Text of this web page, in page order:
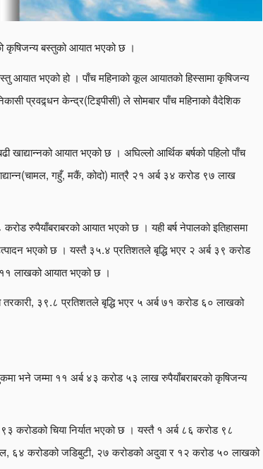
कृषिजन्य बस्तुको आयात भएको छ ।
आयात भएको हो । पाँच महिनाको कूल आयातको हिस्सामा कृषिजन्य
प्रवद्र्धन केन्द्र(टिइपीसी) ले सोमबार पाँच महिनाको वैदेशिक
खाद्यान्नको आयात भएको छ । अघिल्लो आर्थिक बर्षको पहिलो पाँच
गहुँ, मकैं, कोदो) मात्रै २१ अर्ब ३४ करोड ९७ लाख
रुपैयाँबराबरको आयात भएको छ । यही बर्ष नेपालको इतिहासमा
भएको छ । यस्तै ३५.४ प्रतिशतले बृद्धि भएर २ अर्ब ३९ करोड
लाखको आयात भएको छ ।
३९.८ प्रतिशतले बृद्धि भएर ५ अर्ब ७१ करोड ६० लाखको
भने जम्मा ११ अर्ब ४३ करोड ५३ लाख रुपैयाँबराबरको कृषिजन्य
करोडको चिया निर्यात भएको छ । यस्तै १ अर्ब ८६ करोड ९८
६४ करोडको जडिबुटी, २७ करोडको अदुवा र १२ करोड ५० लाखको